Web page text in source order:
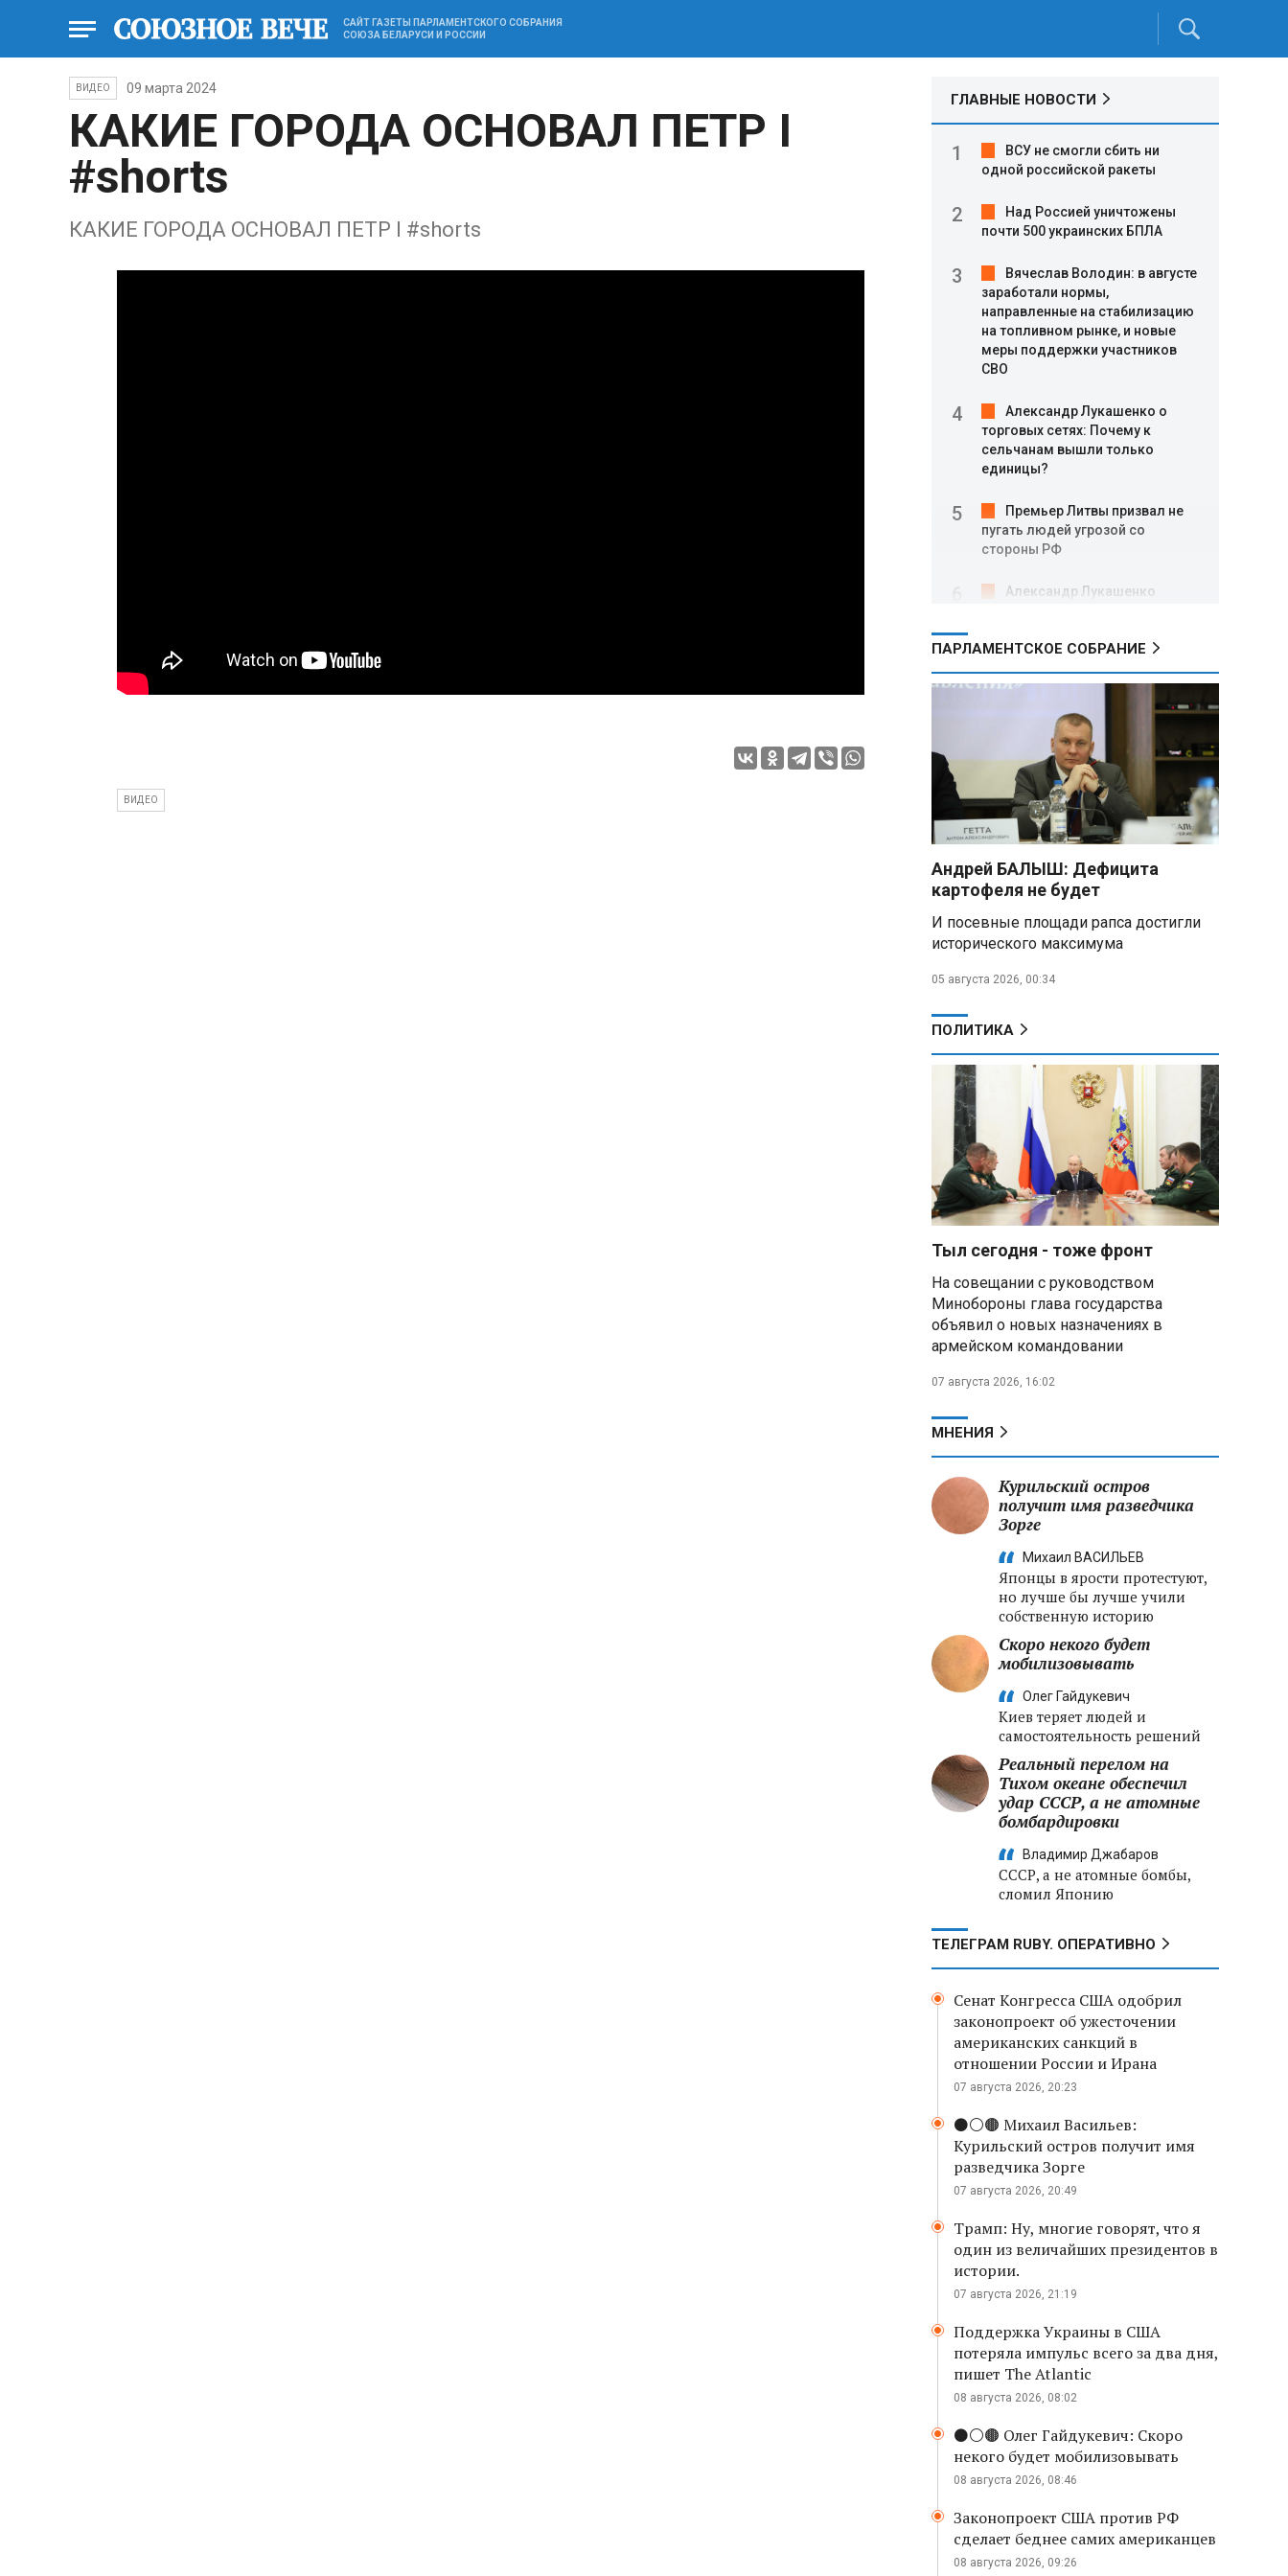
САЙТ ГАЗЕТЫ ПАРЛАМЕНТСКОГО СОБРАНИЯ
СОЮЗА БЕЛАРУСИ И РОССИИ
ВИДЕО 09 марта 2024
КАКИЕ ГОРОДА ОСНОВАЛ ПЕТР I
#shorts
КАКИЕ ГОРОДА ОСНОВАЛ ПЕТР I #shorts
ВИДЕО
ГЛАВНЫЕ НОВОСТИ
ВСУ не смогли сбить ни
одной российской ракеты
Над Россией уничтожены
почти 500 украинских БПЛА
Вячеслав Володин: в августе
заработали нормы,
направленные на стабилизацию
на топливном рынке, и новые
меры поддержки участников
СВО
Александр Лукашенко о
торговых сетях: Почему к
сельчанам вышли только
единицы?
Премьер Литвы призвал не
пугать людей угрозой со
стороны РФ
Александр Лукашенко
НАТО
В Белгородской области при
новых атаках ВСУ пострадали
еще четыре человека
Александр Лукашенко о
работе Белкоопсоюза: «Если это
так, это жуть»
самых популярных зарубежных
городов у российских туристов
Минобороны РФ: при
освобождении Анискино ВСУ
военных сдалась в плен
Александр Лукашенко:
Россияне «услышали батьку» и
скупают пустующие дома в
белорусских деревнях
Алесандр Лукашенко назвал
работу сельской торговли
«неудовлетворительной» и
возмутился «просрочкой и
тухлятиной»
Владимир Путин обсудил с
меры по защите инфраструктуры
от терактов
Минобороны РФ: «Искандер»
ВСУ в Днепропетровской
e‑торговле, биржевому рынку и
ученым званиям
ПАРЛАМЕНТСКОЕ СОБРАНИЕ
Андрей БАЛЫШ: Дефицита
картофеля не будет
И посевные площади рапса достигли
исторического максимума
05 августа 2026, 00:34
ПОЛИТИКА
Тыл сегодня - тоже фронт
На совещании с руководством
Минобороны глава государства
объявил о новых назначениях в
армейском командовании
07 августа 2026, 16:02
МНЕНИЯ
Курильский остров
получит имя разведчика
Зорге
Михаил ВАСИЛЬЕВ
Японцы в ярости протестуют,
но лучше бы лучше учили
собственную историю
Скоро некого будет
мобилизовывать
Олег Гайдукевич
Киев теряет людей и
самостоятельность решений
Реальный перелом на
Тихом океане обеспечил
удар СССР, а не атомные
бомбардировки
Владимир Джабаров
СССР, а не атомные бомбы,
сломил Японию
ТЕЛЕГРАМ RUBY. ОПЕРАТИВНО
Сенат Конгресса США одобрил
законопроект об ужесточении
американских санкций в
отношении России и Ирана
07 августа 2026, 20:23
⚫️⚪️🟤 Михаил Васильев:
Курильский остров получит имя
разведчика Зорге
07 августа 2026, 20:49
Трамп: Ну, многие говорят, что я
один из величайших президентов в
истории.
07 августа 2026, 21:19
Поддержка Украины в США
потеряла импульс всего за два дня,
пишет The Atlantic
08 августа 2026, 08:02
⚫️⚪️🟤 Олег Гайдукевич: Скоро
некого будет мобилизовывать
08 августа 2026, 08:46
Законопроект США против РФ
сделает беднее самих американцев
08 августа 2026, 09:26